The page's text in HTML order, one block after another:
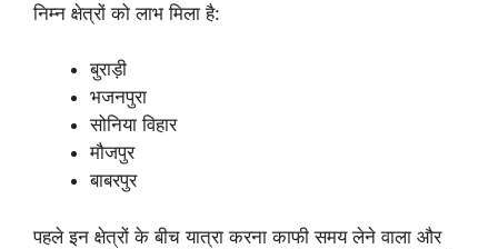
निम्न क्षेत्रों को लाभ मिला है:
बुराड़ी
भजनपुरा
सोनिया विहार
मौजपुर
बाबरपुर
पहले इन क्षेत्रों के बीच यात्रा करना काफी समय लेने वाला और